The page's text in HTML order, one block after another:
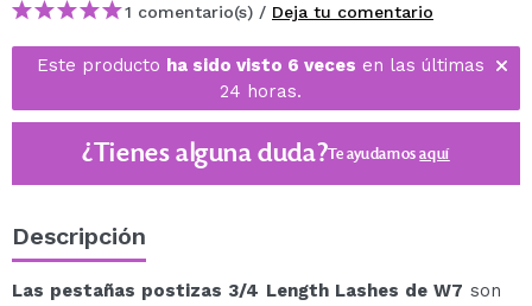
1 comentario(s) / Deja tu comentario
Este producto ha sido visto 6 veces en las últimas
24 horas.
¿Tienes alguna duda?Te ayudamosaquí
Descripción
Las pestañas postizas 3/4 Length Lashes de W7 son